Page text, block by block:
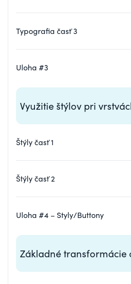
Typografia časť 3
Uloha #3
Využitie štýlov pri
Štýly časť 1
Štýly časť 2
Uloha #4 – Styly/Buttony
Základné transformácie